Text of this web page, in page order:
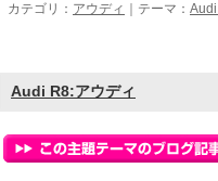
カテゴリ： アウディ ｜テーマ： Audi
Audi R8:アウディ